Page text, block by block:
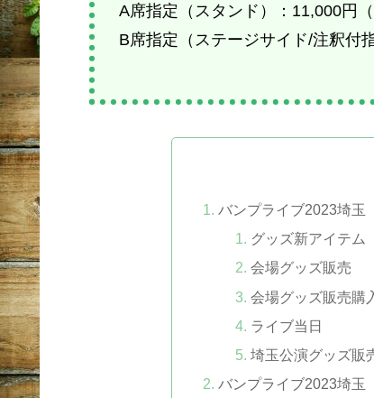
A席指定（スタンド）：11,000円（
B席指定（ステージサイド/注釈付
バンプライブ2023埼玉
グッズ新アイテム
会場グッズ販売
会場グッズ販売購
ライブ当日
埼玉公演グッズ販
バンプライブ2023埼玉